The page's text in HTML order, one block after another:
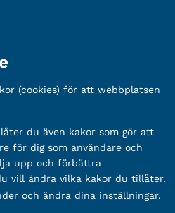
2338
(cookies) för att webbplatsen
du även kakor som gör att
för dig som användare och
upp och förbättra
vill ändra vilka kakor du tillåter.
och ändra dina inställningar.